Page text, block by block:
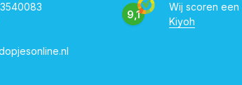
9,1
Wij scoren een
Kiyoh